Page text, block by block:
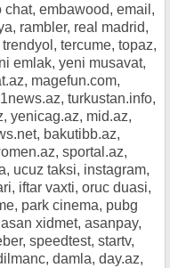
embawood, email,
rambler, real madrid,
tercume, topaz,
emlak, yeni musavat,
magefun.com,
turkustan.info,
yenicag.az, mid.az,
bakutibb.az,
sportal.az,
ucuz taksi, instagram,
iftar vaxti, oruc duasi,
park cinema, pubg
xidmet, asanpay,
speedtest, startv,
damla, day.az,